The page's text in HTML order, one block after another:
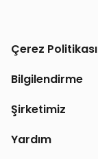
Çerez Politikası
Bilgilendirme
Şirketimiz
Yardım